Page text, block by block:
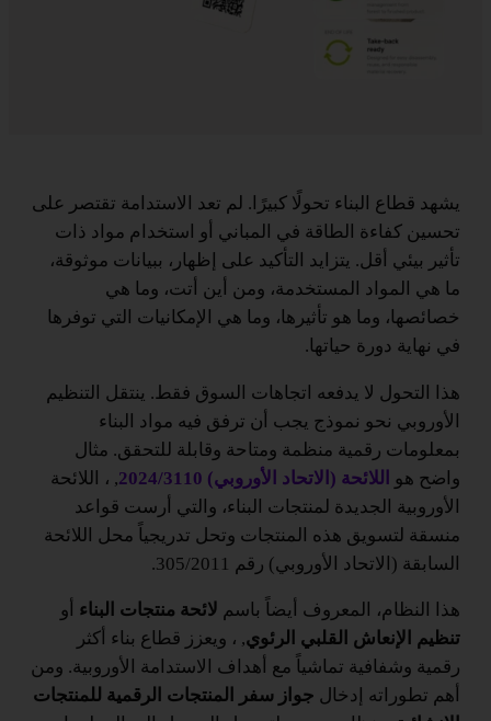
يشهد قطاع البناء تحولًا كبيرًا. لم تعد الاستدامة تقتصر على
تحسين كفاءة الطاقة في المباني أو استخدام مواد ذات
تأثير بيئي أقل. يتزايد التأكيد على إظهار، ببيانات موثوقة،
ما هي المواد المستخدمة، ومن أين أتت، وما هي
خصائصها، وما هو تأثيرها، وما هي الإمكانيات التي توفرها
في نهاية دورة حياتها.
هذا التحول لا يدفعه اتجاهات السوق فقط. ينتقل التنظيم
الأوروبي نحو نموذج يجب أن ترفق فيه مواد البناء
بمعلومات رقمية منظمة ومتاحة وقابلة للتحقق. مثال
واضح هو
اللائحة (الاتحاد الأوروبي) 2024/3110
, ، اللائحة
الأوروبية الجديدة لمنتجات البناء، والتي أرست قواعد
منسقة لتسويق هذه المنتجات وتحل تدريجياً محل اللائحة
السابقة (الاتحاد الأوروبي) رقم 305/2011.
هذا النظام، المعروف أيضاً باسم لائحة منتجات البناء أو
تنظيم الإنعاش القلبي الرئوي, ، ويعزز قطاع بناء أكثر
رقمية وشفافية تماشياً مع أهداف الاستدامة الأوروبية. ومن
أهم تطوراته إدخال جواز سفر المنتجات الرقمية للمنتجات